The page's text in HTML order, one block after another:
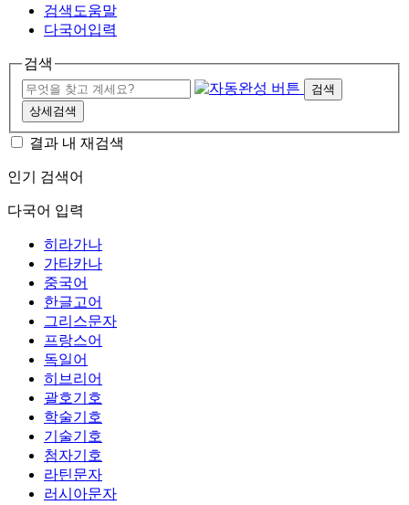
검색도움말
다국어입력
검색
검색
상세검색
결과 내 재검색
인기 검색어
다국어 입력
히라가나
가타카나
중국어
한글고어
그리스문자
프랑스어
독일어
히브리어
괄호기호
학술기호
기술기호
첨자기호
라틴문자
러시아문자